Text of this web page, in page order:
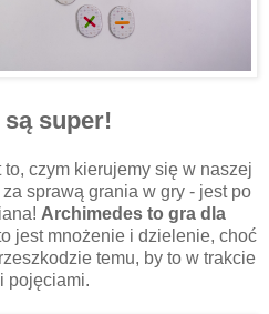
super!
czym kierujemy się w naszej
sprawą grania w gry - jest po
Archimedes to gra dla
jest mnożenie i dzielenie, choć
temu, by to w trakcie
pojęciami.